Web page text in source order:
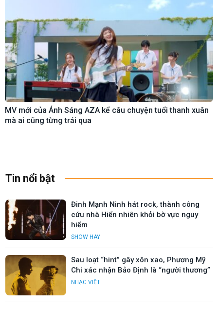
MV mới của Ánh Sáng AZA kể câu chuyện tuổi thanh xuân
mà ai cũng từng trải qua
Tin nổi bật
Đinh Mạnh Ninh hát rock, thành công
cứu nhà Hiển nhiên khỏi bờ vực nguy
hiểm
SHOW HAY
Sau loạt “hint” gây xôn xao, Phương Mỹ
Chi xác nhận Bảo Định là “người thương”
NHẠC VIỆT